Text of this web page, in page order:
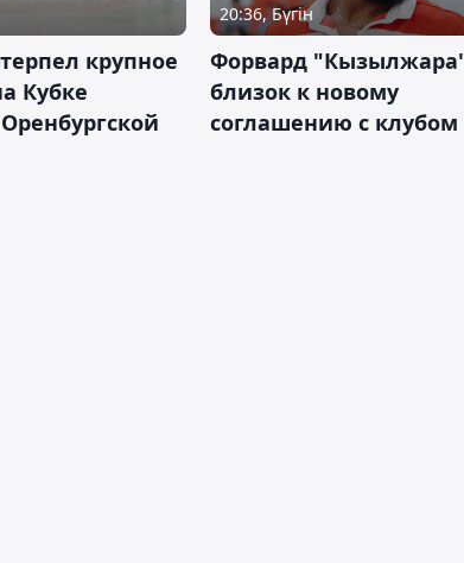
крупное
Кубке
20:36, Бүгін
Форвард
близок к новому
соглашению с клубом